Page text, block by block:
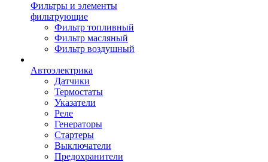
Фильтры и элементы
фильтрующие
Фильтр топливный
Фильтр масляный
Фильтр воздушный
Автоэлектрика
Датчики
Термостаты
Указатели
Реле
Генераторы
Стартеры
Выключатели
Предохранители